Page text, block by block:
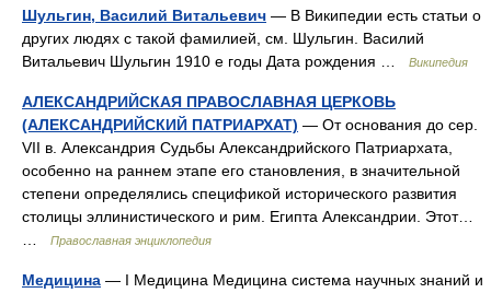
Шульгин, Василий Витальевич — В Википедии есть статьи о
других людях с такой фамилией, см. Шульгин. Василий
Витальевич Шульгин 1910 е годы Дата рождения …
Википедия
АЛЕКСАНДРИЙСКАЯ ПРАВОСЛАВНАЯ ЦЕРКОВЬ
(АЛЕКСАНДРИЙСКИЙ ПАТРИАРХАТ) — От основания до сер.
VII в. Александрия Судьбы Александрийского Патриархата,
особенно на раннем этапе его становления, в значительной
степени определялись спецификой исторического развития
столицы эллинистического и рим. Египта Александрии. Этот…
…
Православная энциклопедия
Медицина — I Медицина Медицина система научных знаний и